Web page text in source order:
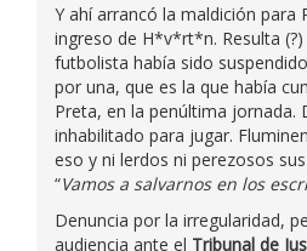
Y ahí arrancó la maldición para
ingreso de H*v*rt*n. Resulta
futbolista había sido
por una, que es la que había
Preta, en la penúltima jornada.
inhabilitado para jugar.
eso y ni lerdos ni perezosos
“Vamos a salvarnos en los
Denuncia por la irregularidad,
audiencia ante el Tribunal de